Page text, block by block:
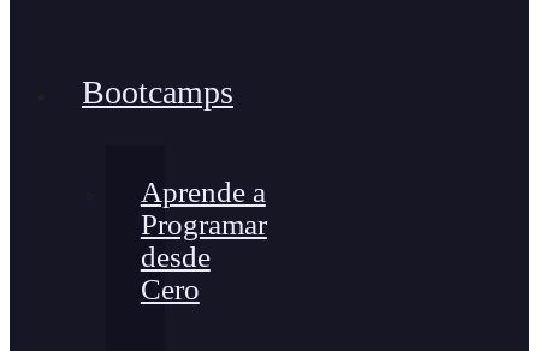
Bootcamps
Aprende a
Programar
desde
Cero